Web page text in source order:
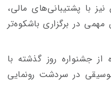
با پشتیبانی‌های مالی،
در برگزاری باشکوه‌تر
جشنواره روز گذشته با
در سردشت رونمایی